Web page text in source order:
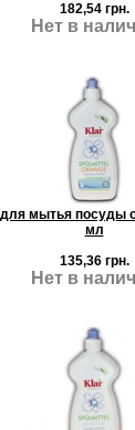
182,54 грн.
Нет в
мытья посуды
мл
135,36 грн.
Нет в